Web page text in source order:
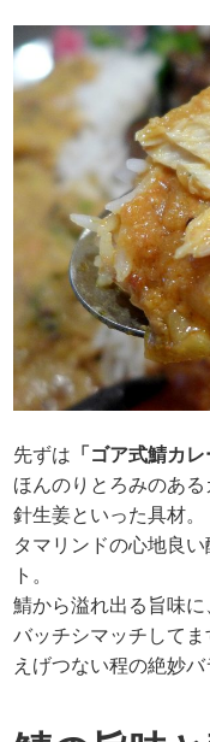
先ずは 「ゴア式鯖カレ
ほんのりとろみのあ
針生姜といった具材。
タマリンドの心地良
ト。
鯖から溢れ出る旨味
バッチシマッチしてま
えげつない程の絶妙バ